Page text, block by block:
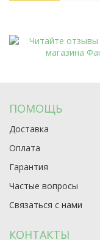
ПОМОЩЬ
Доставка
Оплата
Гарантия
Частые вопросы
Связаться с нами
КОНТАКТЫ